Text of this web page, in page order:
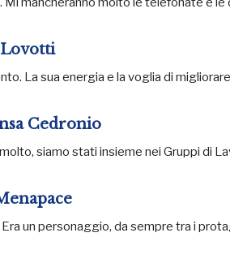
La sua energia e la voglia di
Cedronio
siamo stati insieme nei Gruppi di
un personaggio, da sempre tra i